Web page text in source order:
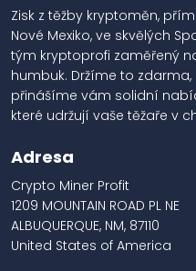
Zisk z těžby kryptoměn,
Nové Mexiko, ve skvělých
tým kryptoprofi zaměřený
humbuk. Držíme to
přinášíme vám solidní
které udržují vaše těžaře v
Adresa
Crypto Miner Profit
1209 MOUNTAIN ROAD PL NE
ALBUQUERQUE, NM, 87110
United States of America